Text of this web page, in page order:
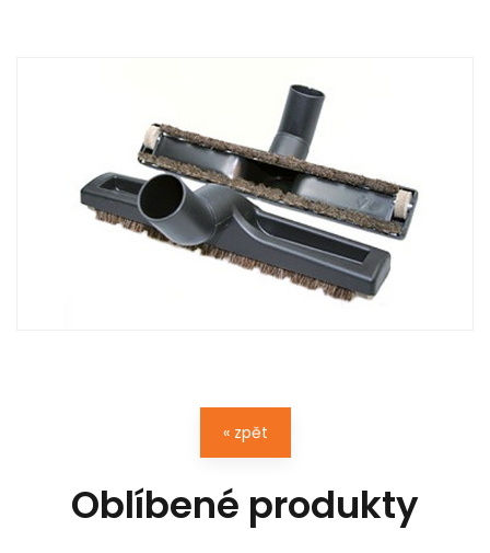
« zpět
Oblíbené produkty